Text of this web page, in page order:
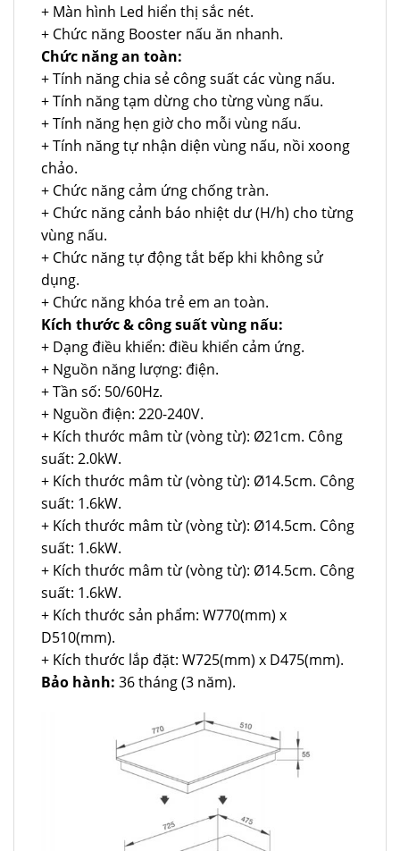
+ Màn hình Led hiển thị sắc nét.
+ Chức năng Booster nấu ăn nhanh.
Chức năng an toàn:
+ Tính năng chia sẻ công suất các vùng nấu.
+ Tính năng tạm dừng cho từng vùng nấu.
+ Tính năng hẹn giờ cho mỗi vùng nấu.
+ Tính năng tự nhận diện vùng nấu, nồi xoong
chảo.
+ Chức năng cảm ứng chống tràn.
+ Chức năng cảnh báo nhiệt dư (H/h) cho từng
vùng nấu.
+ Chức năng tự động tắt bếp khi không sử
dụng.
+ Chức năng khóa trẻ em an toàn.
Kích thước & công suất vùng nấu:
+ Dạng điều khiển: điều khiển cảm ứng.
+ Nguồn năng lượng: điện.
+ Tần số: 50/60Hz.
+ Nguồn điện: 220-240V.
+ Kích thước mâm từ (vòng từ): Ø21cm. Công
suất: 2.0kW.
+ Kích thước mâm từ (vòng từ): Ø14.5cm. Công
suất: 1.6kW.
+ Kích thước mâm từ (vòng từ): Ø14.5cm. Công
suất: 1.6kW.
+ Kích thước mâm từ (vòng từ): Ø14.5cm. Công
suất: 1.6kW.
+ Kích thước sản phẩm: W770(mm) x
D510(mm).
+ Kích thước lắp đặt: W725(mm) x D475(mm).
Bảo hành: 36 tháng (3 năm).